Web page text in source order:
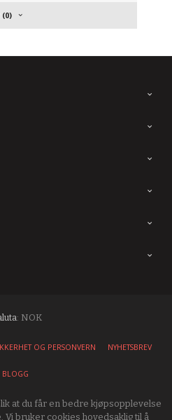
(0)
: NOK
OG PERSONVERN NYHETSBREV
BLOGG
at du får en bedre kjøpsopplevelse
Vi bruker cookies hovedsaklig til å